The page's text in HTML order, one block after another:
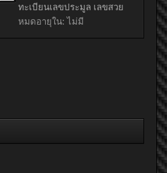
ทะเบียนเลขประมูล เลขสวย
หมดอายุใน: ไม่มี